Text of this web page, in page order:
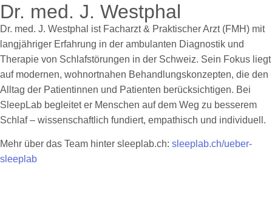
Dr. med. J. Westphal
Dr. med. J. Westphal ist Facharzt & Praktischer Arzt (FMH) mit
langjähriger Erfahrung in der ambulanten Diagnostik und
Therapie von Schlafstörungen in der Schweiz. Sein Fokus liegt
auf modernen, wohnortnahen Behandlungskonzepten, die den
Alltag der Patientinnen und Patienten berücksichtigen. Bei
SleepLab begleitet er Menschen auf dem Weg zu besserem
Schlaf – wissenschaftlich fundiert, empathisch und individuell.
Mehr über das Team hinter sleeplab.ch: sleeplab.ch/ueber-
sleeplab